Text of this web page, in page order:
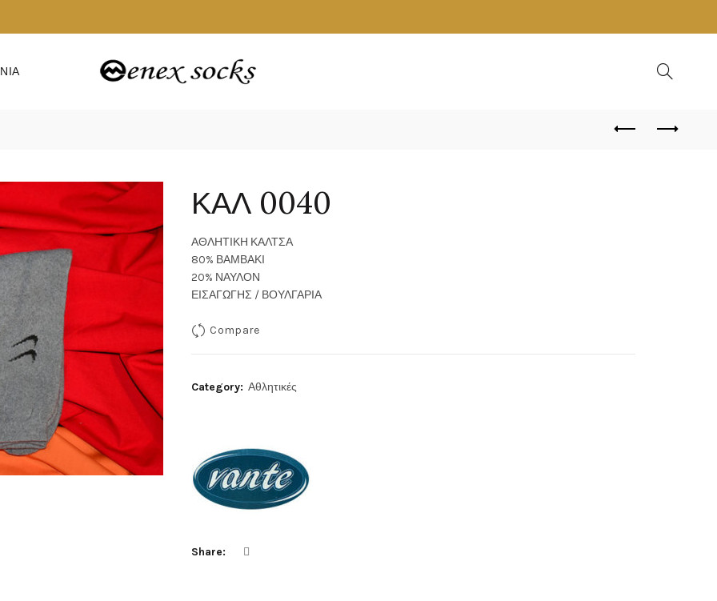
ΚΑΛ 0040
ΑΘΛΗΤΙΚΗ ΚΑΛΤΣΑ
80% ΒΑΜΒΑΚΙ
20% ΝΑΥΛΟΝ
ΕΙΣΑΓΩΓΗΣ / ΒΟΥΛΓΑΡΙΑ
Compare
Category: Αθλητικές
Share